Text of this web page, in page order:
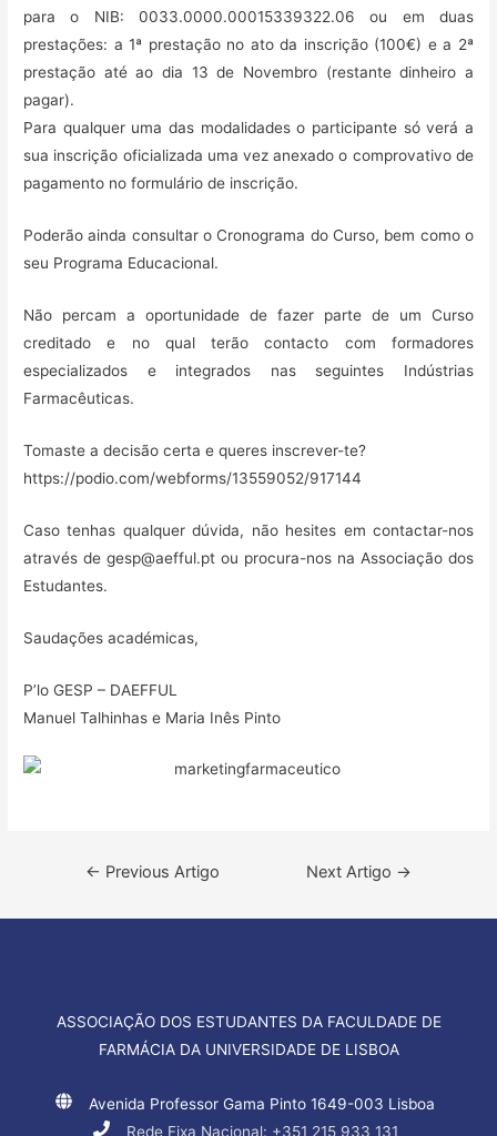
para o NIB: 0033.0000.00015339322.06 ou em duas
prestações: a 1ª prestação no ato da inscrição (100€) e a 2ª
prestação até ao dia 13 de Novembro (restante dinheiro a
pagar).
Para qualquer uma das modalidades o participante só verá a
sua inscrição oficializada uma vez anexado o comprovativo de
pagamento no formulário de inscrição.
Poderão ainda consultar o Cronograma do Curso, bem como o
seu Programa Educacional.
Não percam a oportunidade de fazer parte de um Curso
creditado e no qual terão contacto com formadores
especializados e integrados nas seguintes Indústrias
Farmacêuticas.
Tomaste a decisão certa e queres inscrever-te?
https://podio.com/webforms/13559052/917144
Caso tenhas qualquer dúvida, não hesites em contactar-nos
através de gesp@aefful.pt ou procura-nos na Associação dos
Estudantes.
Saudações académicas,
P’lo GESP – DAEFFUL
Manuel Talhinhas e Maria Inês Pinto
Navegação
artigos
← Previous Artigo Next Artigo →
ASSOCIAÇÃO DOS ESTUDANTES DA FACULDADE DE
FARMÁCIA DA UNIVERSIDADE DE LISBOA
Avenida Professor Gama Pinto 1649-003 Lisboa
Rede Fixa Nacional: +351 215 933 131